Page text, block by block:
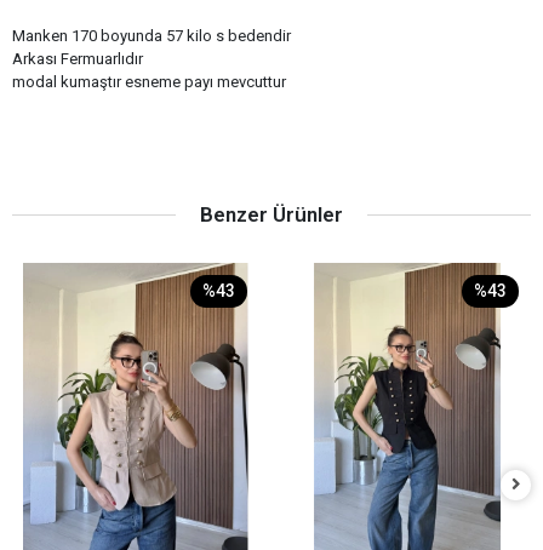
Manken 170 boyunda 57 kilo s bedendir
Arkası Fermuarlıdır
modal kumaştır esneme payı mevcuttur
Benzer Ürünler
%43 %43